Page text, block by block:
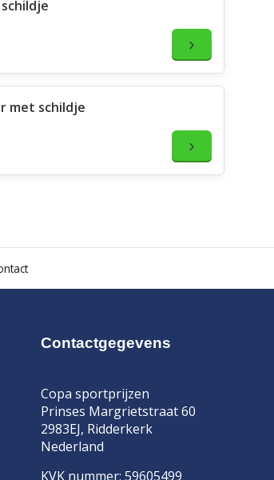
met schildje
Contactgegevens
Copa sportprijzen
Prinses Margrietstraat 60
2983EJ, Ridderkerk
Nederland
KVK nummer: 59605499